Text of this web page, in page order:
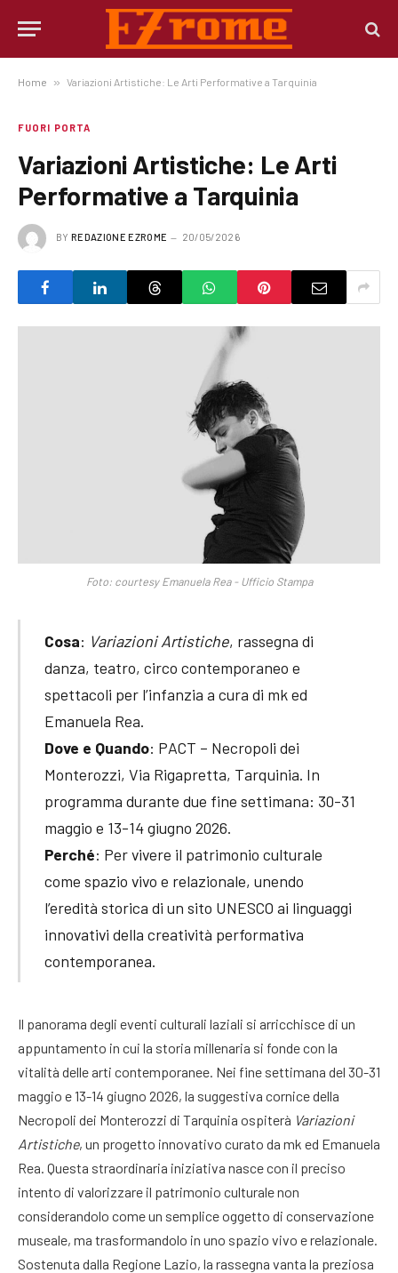
Home » Variazioni Artistiche: Le Arti Performative a Tarquinia
FUORI PORTA
Variazioni Artistiche: Le Arti
Performative a Tarquinia
BY REDAZIONE EZROME 20/05/2026
Foto: courtesy Emanuela Rea - Ufficio Stampa
Cosa: Variazioni Artistiche, rassegna di
danza, teatro, circo contemporaneo e
spettacoli per l’infanzia a cura di mk ed
Emanuela Rea.
Dove e Quando: PACT – Necropoli dei
Monterozzi, Via Rigapretta, Tarquinia. In
programma durante due fine settimana: 30-31
maggio e 13-14 giugno 2026.
Perché: Per vivere il patrimonio culturale
come spazio vivo e relazionale, unendo
l’eredità storica di un sito UNESCO ai linguaggi
innovativi della creatività performativa
contemporanea.
Il panorama degli eventi culturali laziali si arricchisce di un
appuntamento in cui la storia millenaria si fonde con la
vitalità delle arti contemporanee. Nei fine settimana del 30-31
maggio e 13-14 giugno 2026, la suggestiva cornice della
Necropoli dei Monterozzi di Tarquinia ospiterà Variazioni
Artistiche, un progetto innovativo curato da mk ed Emanuela
Rea . Questa straordinaria iniziativa nasce con il preciso
intento di valorizzare il patrimonio culturale non
considerandolo come un semplice oggetto di conservazione
museale, ma trasformandolo in uno spazio vivo e relazionale
Sostenuta dalla Regione Lazio, la rassegna vanta la preziosa